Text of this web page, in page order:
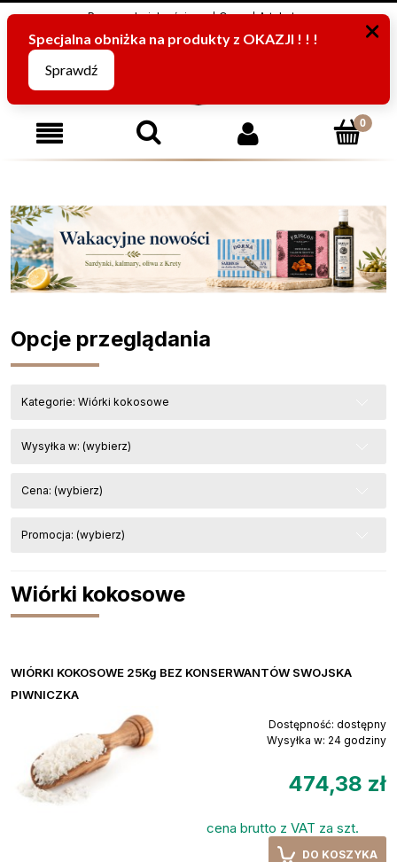
Program Lojalnościowy O nas Artykuły
795816067 (pn-pt od 8:00 -15:00)
Opcje przeglądania
Kategorie: Wiórki kokosowe
Wysyłka w: (wybierz)
Cena: (wybierz)
Promocja: (wybierz)
Wiórki kokosowe
WIÓRKI KOKOSOWE 25Kg BEZ KONSERWANTÓW SWOJSKA
PIWNICZKA
Dostępność: dostępny
Wysyłka w: 24 godziny
474,38 zł
cena brutto z VAT za szt.
DO KOSZYKA